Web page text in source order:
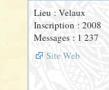
Lieu : Velaux
Inscription : 2008
Messages : 1 237
Site Web